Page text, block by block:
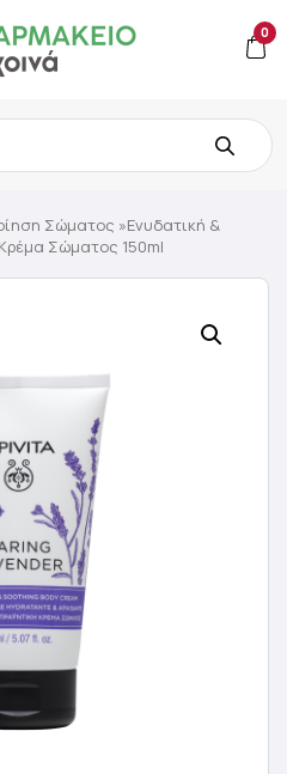
0
Σώματος »Ενυδατική &
Σώματος 150ml